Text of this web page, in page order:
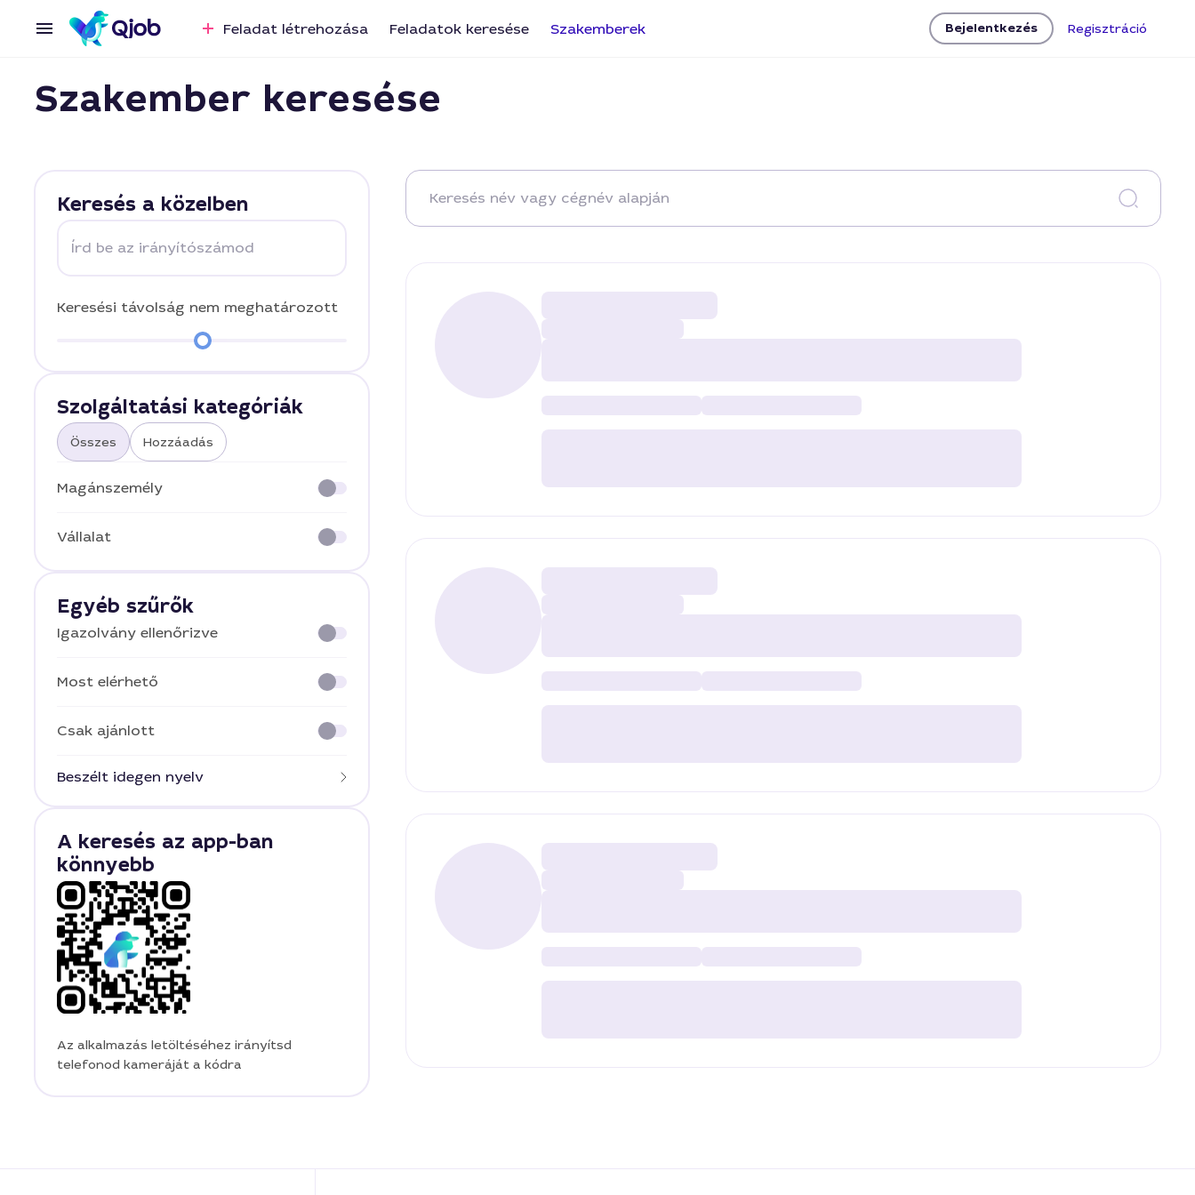
Feladat létrehozása Feladatok keresése Szakemberek Bejelentkezés Regisztráció
Szakember keresése
Keresés a közelben
Írd be az irányítószámod
Keresési távolság nem meghatározott
Szolgáltatási kategóriák
Összes Hozzáadás
Magánszemély
Vállalat
Egyéb szűrők
Igazolvány ellenőrizve
Most elérhető
Csak ajánlott
Beszélt idegen nyelv
A keresés az app-ban
könnyebb
Az alkalmazás letöltéséhez irányítsd
telefonod kameráját a kódra